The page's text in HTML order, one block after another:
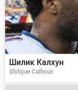
Шилик Калхун
Shilique Calhoun